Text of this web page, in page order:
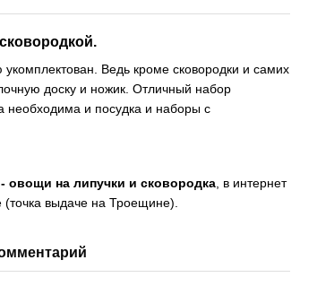
Ведь кроме сковородки и самих
доску и ножик. Отличный набор
необходима и посудка и наборы с
овощи на липучки и сковородка , в интернет
(точка выдаче на Троещине).